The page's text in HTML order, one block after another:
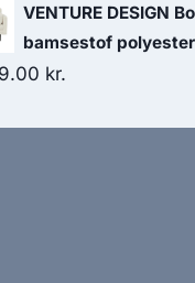
VENTURE DESIGN
bamsestof
kr.